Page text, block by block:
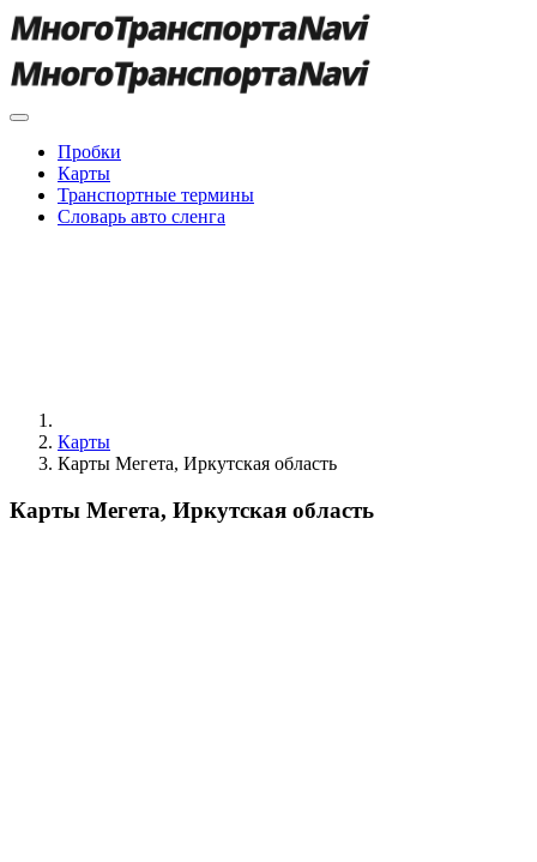
Пробки
Карты
Транспортные термины
Словарь авто сленга
Карты
Карты Мегета, Иркутская область
Карты Мегета, Иркутская область